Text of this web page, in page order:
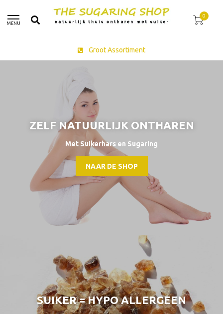
MENU
0
Groot Assortiment
ZELF NATUURLIJK ONTHAREN
Met Suikerhars en Sugaring
NAAR DE SHOP
SUIKER = HYPO ALLERGEEN